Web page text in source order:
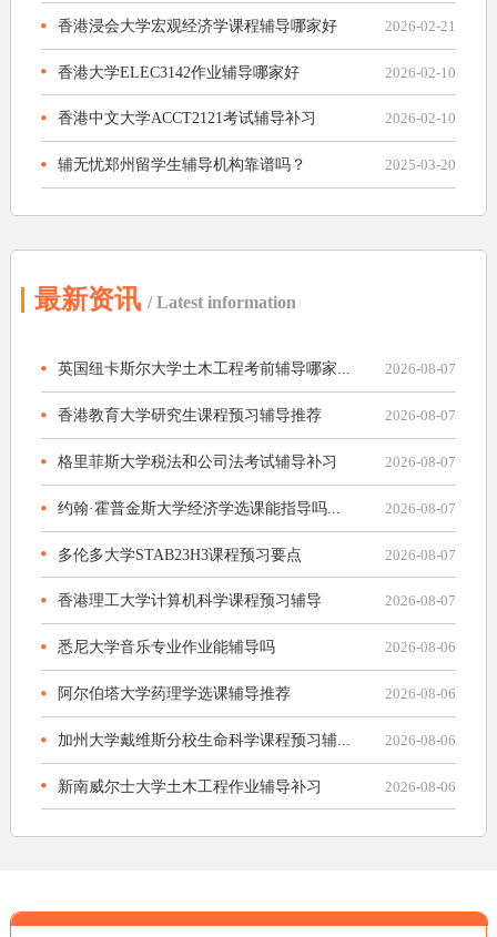
香港浸会大学宏观经济学课程辅导哪家好 2026-02-21
香港大学ELEC3142作业辅导哪家好 2026-02-10
香港中文大学ACCT2121考试辅导补习 2026-02-10
辅无忧郑州留学生辅导机构靠谱吗？ 2025-03-20
最新资讯 / Latest information
英国纽卡斯尔大学土木工程考前辅导哪家... 2026-08-07
香港教育大学研究生课程预习辅导推荐 2026-08-07
格里菲斯大学税法和公司法考试辅导补习 2026-08-07
约翰·霍普金斯大学经济学选课能指导吗... 2026-08-07
多伦多大学STAB23H3课程预习要点 2026-08-07
香港理工大学计算机科学课程预习辅导 2026-08-07
悉尼大学音乐专业作业能辅导吗 2026-08-06
阿尔伯塔大学药理学选课辅导推荐 2026-08-06
加州大学戴维斯分校生命科学课程预习辅... 2026-08-06
新南威尔士大学土木工程作业辅导补习 2026-08-06